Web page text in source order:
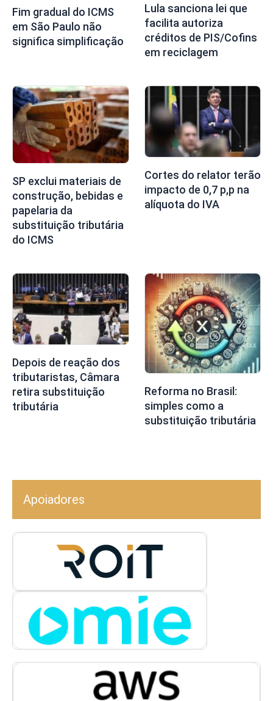
Fim gradual do ICMS
em São Paulo não
significa simplificação
Lula sanciona lei que
facilita autoriza
créditos de PIS/Cofins
em reciclagem
SP exclui materiais de
construção, bebidas e
papelaria da
substituição tributária
do ICMS
Cortes do relator terão
impacto de 0,7 p,p na
alíquota do IVA
Depois de reação dos
tributaristas, Câmara
retira substituição
tributária
Reforma no Brasil:
simples como a
substituição tributária
Apoiadores